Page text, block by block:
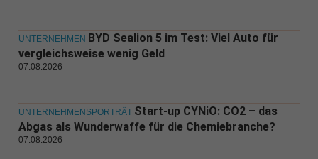
UNTERNEHMEN BYD Sealion 5 im Test: Viel Auto für
vergleichsweise wenig Geld
07.08.2026
UNTERNEHMENSPORTRÄT Start-up CYNiO: CO2 – das
Abgas als Wunderwaffe für die Chemiebranche?
07.08.2026